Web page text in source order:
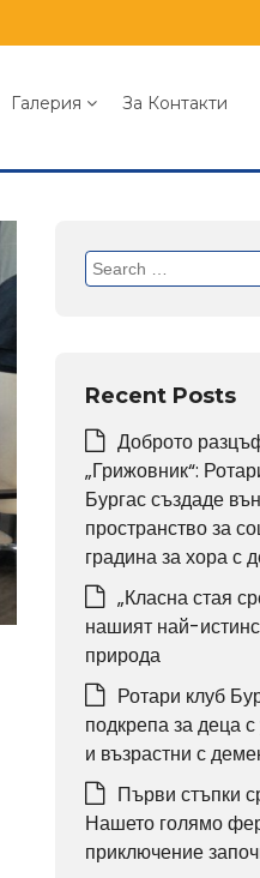
Галерия За Контакти
Recent Posts
Доброто
„Грижовник“:
Бургас създаде
пространство за
градина за хора с
„Класна стая
нашият най-
природа
Ротари клуб
подкрепа за деца
и възрастни с
Първи стъпки
Нашето голямо
приключение